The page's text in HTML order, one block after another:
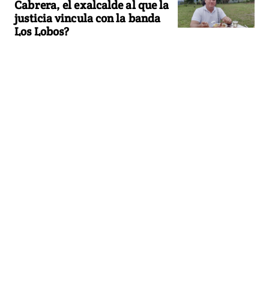
Cabrera, el exalcalde al que la
justicia vincula con la banda
Los Lobos?